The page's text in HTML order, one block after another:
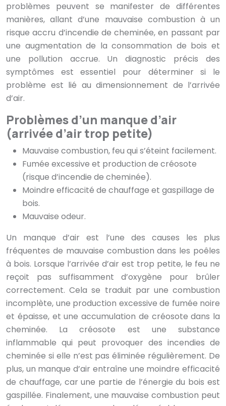
problèmes peuvent se manifester de différentes
manières, allant d’une mauvaise combustion à un
risque accru d’incendie de cheminée, en passant par
une augmentation de la consommation de bois et
une pollution accrue. Un diagnostic précis des
symptômes est essentiel pour déterminer si le
problème est lié au dimensionnement de l’arrivée
d’air.
Problèmes d’un manque d’air
(arrivée d’air trop petite)
Mauvaise combustion, feu qui s’éteint facilement.
Fumée excessive et production de créosote
(risque d’incendie de cheminée).
Moindre efficacité de chauffage et gaspillage de
bois.
Mauvaise odeur.
Un manque d’air est l’une des causes les plus
fréquentes de mauvaise combustion dans les poêles
à bois. Lorsque l’arrivée d’air est trop petite, le feu ne
reçoit pas suffisamment d’oxygène pour brûler
correctement. Cela se traduit par une combustion
incomplète, une production excessive de fumée noire
et épaisse, et une accumulation de créosote dans la
cheminée. La créosote est une substance
inflammable qui peut provoquer des incendies de
cheminée si elle n’est pas éliminée régulièrement. De
plus, un manque d’air entraîne une moindre efficacité
de chauffage, car une partie de l’énergie du bois est
gaspillée. Finalement, une mauvaise combustion peut